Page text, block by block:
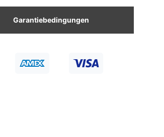
Garantiebedingungen